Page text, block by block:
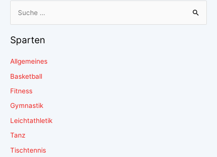
Sparten
Allgemeines
Basketball
Fitness
Gymnastik
Leichtathletik
Tanz
Tischtennis